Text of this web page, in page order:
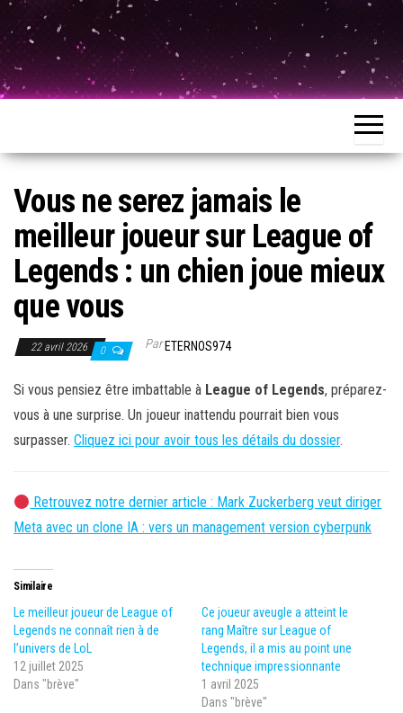
Vous ne serez jamais le
meilleur joueur sur League of
Legends : un chien joue mieux
que vous
22 avril 2026 0 ParETERNOS974
Si vous pensiez être imbattable à League of Legends, préparez-
vous à une surprise. Un joueur inattendu pourrait bien vous
surpasser. Cliquez ici pour avoir tous les détails du dossier.
Retrouvez notre dernier article : Mark Zuckerberg veut diriger
Meta avec un clone IA : vers un management version cyberpunk
Similaire
Le meilleur joueur de League of
Legends ne connaît rien à de
l’univers de LoL
12 juillet 2025
Dans "brève"
Ce joueur aveugle a atteint le
rang Maître sur League of
Legends, il a mis au point une
technique impressionnante
1 avril 2025
Dans "brève"